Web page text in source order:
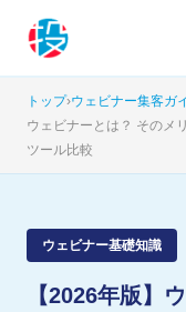
トップ›ウェビナー集客ガ
ウェビナーとは？ そのメ
ツール比較
ウェビナー基礎知識
【2026年版】